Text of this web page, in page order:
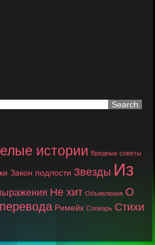
истории Вредные советы
Закон подлости Звезды Из
Не хит Объявления О
Римейк Словарь Стихи